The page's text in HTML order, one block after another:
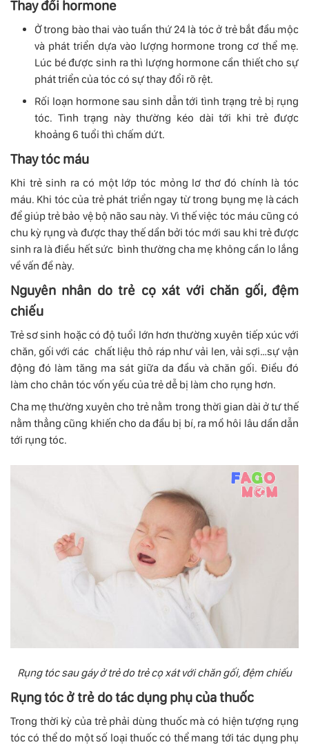
Thay đổi hormone
Ở trong bào thai vào tuần thứ 24 là tóc ở trẻ bắt đầu mộc
và phát triển dựa vào lượng hormone trong cơ thể mẹ.
Lúc bé được sinh ra thì lượng hormone cần thiết cho sự
phát triển của tóc có sự thay đổi rõ rệt.
Rối loạn hormone sau sinh dẫn tới tình trạng trẻ bị rụng
tóc. Tình trạng này thường kéo dài tới khi trẻ được
khoảng 6 tuổi thì chấm dứt.
Thay tóc máu
Khi trẻ sinh ra có một lớp tóc mỏng lơ thơ đó chính là tóc
máu. Khi tóc của trẻ phát triển ngay từ trong bụng mẹ là cách
để giúp trẻ bảo vệ bộ não sau này. Vì thế việc tóc máu cũng có
chu kỳ rụng và được thay thế dần bởi tóc mới sau khi trẻ được
sinh ra là điều hết sức bình thường cha mẹ không cần lo lắng
về vấn đề này.
Nguyên nhân do trẻ cọ xát với chăn gối, đệm
chiếu
Trẻ sơ sinh hoặc có độ tuổi lớn hơn thường xuyên tiếp xúc với
chăn, gối với các chất liệu thô ráp như vải len, vải sợi…sự vận
động đó làm tăng ma sát giữa da đầu và chăn gối. Điều đó
làm cho chân tóc vốn yếu của trẻ dễ bị làm cho rụng hơn.
Cha mẹ thường xuyên cho trẻ nằm trong thời gian dài ở tư thế
nằm thẳng cũng khiến cho da đầu bị bí, ra mồ hôi lâu dần dẫn
tới rụng tóc.
Rụng tóc sau gáy ở trẻ do trẻ cọ xát với chăn gối, đệm chiếu
Rụng tóc ở trẻ do tác dụng phụ của thuốc
Trong thời kỳ của trẻ phải dùng thuốc mà có hiện tượng rụng
tóc có thể do một số loại thuốc có thể mang tới tác dụng phụ